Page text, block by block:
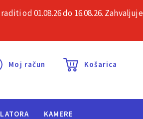
pitanja Kontakt
Moj račun Košarica
KAMERE
od 01.08.26 do 16.08.26.